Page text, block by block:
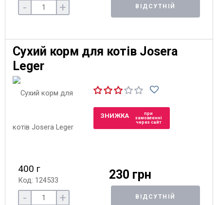
- + ВІДСУТНІЙ
Сухий корм для котів Josera
Leger
ЗНИЖКА
при
замовленні
через сайт
400 г
Код: 124533 230 грн
- + ВІДСУТНІЙ